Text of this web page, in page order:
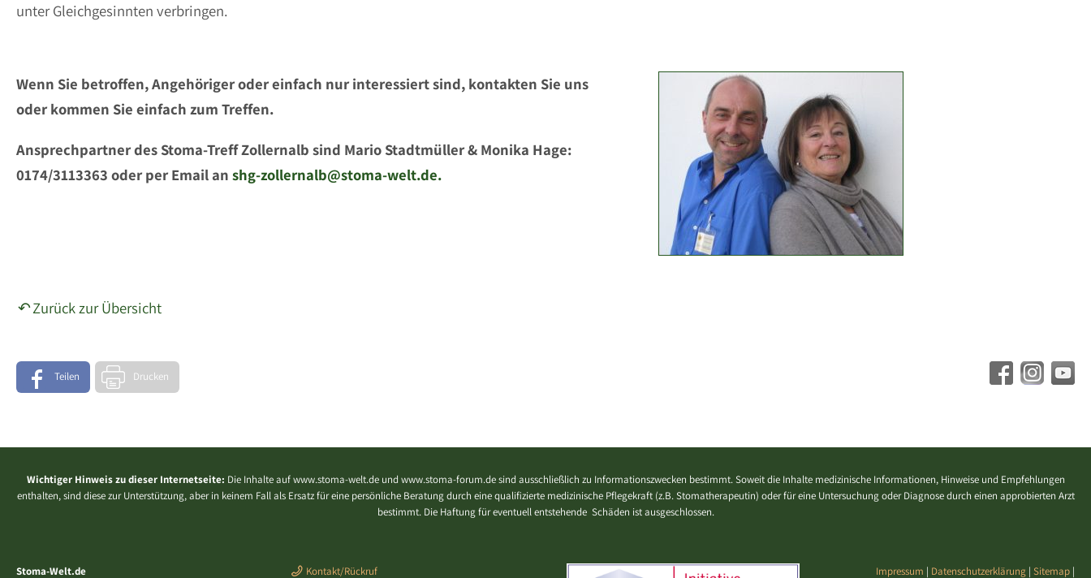
unter Gleichgesinnten verbringen.
Wenn Sie betroffen, Angehöriger oder einfach nur interessiert sind, kontakten Sie uns
oder kommen Sie einfach zum Treffen.
Ansprechpartner des Stoma-Treff Zollernalb sind Mario Stadtmüller & Monika Hage:
0174/3113363 oder per Email an shg-zollernalb@stoma-welt.de.
Zurück zur Übersicht
Teilen Drucken
Wichtiger Hinweis zu dieser Internetseite: Die Inhalte auf www.stoma-welt.de und www.stoma-forum.de sind ausschließlich zu Informationszwecken bestimmt. Soweit die Inhalte medizinische Informationen, Hinweise und Empfehlungen
enthalten, sind diese zur Unterstützung, aber in keinem Fall als Ersatz für eine persönliche Beratung durch eine qualifizierte medizinische Pflegekraft (z.B. Stomatherapeutin) oder für eine Untersuchung oder Diagnose durch einen approbierten Arzt
bestimmt. Die Haftung für eventuell entstehende Schäden ist ausgeschlossen.
Stoma-Welt.de Kontakt/Rückruf Impressum | Datenschutzerklärung | Sitemap |